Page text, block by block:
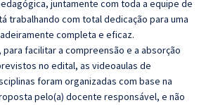
juntamente com toda a equipe de
trabalhando com total dedicação para uma
completa e eficaz.
facilitar a compreensão e a absorção
no edital, as videoaulas de
foram organizadas com base na
pelo(a) docente responsável, e não